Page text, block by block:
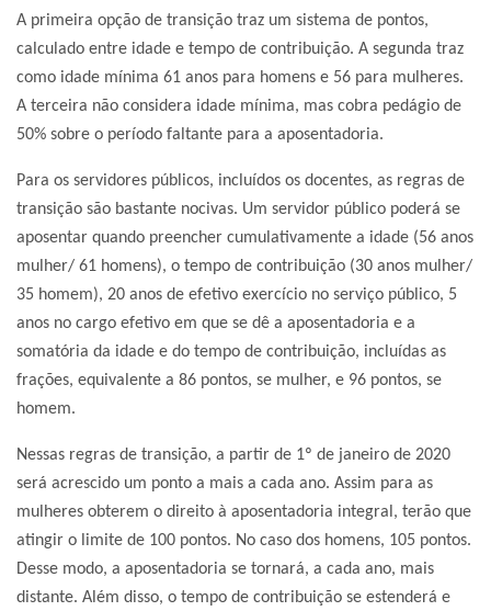
A primeira opção de transição traz um sistema de pontos,
calculado entre idade e tempo de contribuição. A segunda traz
como idade mínima 61 anos para homens e 56 para mulheres.
A terceira não considera idade mínima, mas cobra pedágio de
50% sobre o período faltante para a aposentadoria.
Para os servidores públicos, incluídos os docentes, as regras de
transição são bastante nocivas. Um servidor público poderá se
aposentar quando preencher cumulativamente a idade (56 anos
mulher/ 61 homens), o tempo de contribuição (30 anos mulher/
35 homem), 20 anos de efetivo exercício no serviço público, 5
anos no cargo efetivo em que se dê a aposentadoria e a
somatória da idade e do tempo de contribuição, incluídas as
frações, equivalente a 86 pontos, se mulher, e 96 pontos, se
homem.
Nessas regras de transição, a partir de 1º de janeiro de 2020
será acrescido um ponto a mais a cada ano. Assim para as
mulheres obterem o direito à aposentadoria integral, terão que
atingir o limite de 100 pontos. No caso dos homens, 105 pontos.
Desse modo, a aposentadoria se tornará, a cada ano, mais
distante. Além disso, o tempo de contribuição se estenderá e